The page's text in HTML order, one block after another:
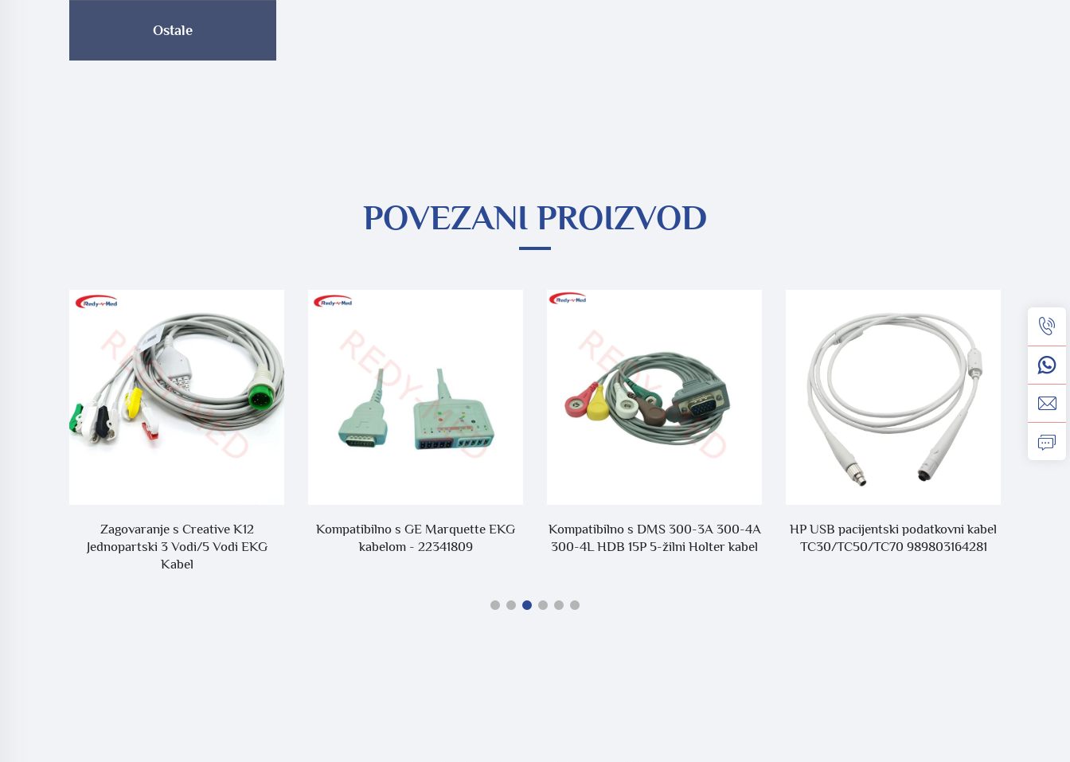
Ostale
POVEZANI PROIZVOD
Zagovaranje s Creative K12
Jednopartski 3 Vodi/5 Vodi EKG
Kabel
Kompatibilno s GE Marquette EKG
kabelom - 22341809
Kompatibilno s DMS 300-3A 300-4A
300-4L HDB 15P 5-žilni Holter kabel
HP USB pacijentski podatkovni kabel
TC30/TC50/TC70 989803164281